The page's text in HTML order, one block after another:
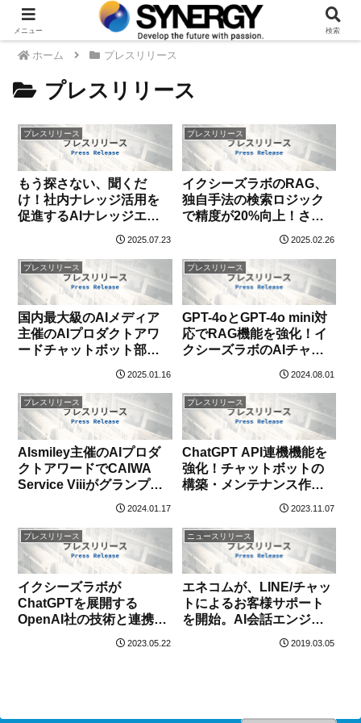
ホーム プレスリリース
プレスリリース
プレスリリース
もう探さない、聞くだ
け！社内ナレッジ活用を
促進するAIナレッジエー
ジェント8月1日提供開始
2025.07.23
プレスリリース
イクシーズラボのRAG、
独自手法の検索ロジック
で精度が20%向上！さら
にユーザー辞書機能追加
で企業固有の言い回しや
略語にも対応可能に
2025.02.26
プレスリリース
国内最大級のAIメディア
主催のAIプロダクトアワ
ードチャットボット部門
で2年連続グランプリを受
賞！約50社の中から選出
2025.01.16
プレスリリース
GPT-4oとGPT-4o mini対
応でRAG機能を強化！イ
クシーズラボのAIチャッ
トボットが問題解決能力
2024.08.01
プレスリリース
AIsmiley主催のAIプロダ
クトアワードでCAIWA
Service Viiiがグランプリ
受賞！約50社の中から選
2024.01.17
プレスリリース
ChatGPT API連機機能を
強化！チャットボットの
構築・メンテナンス作業
を不要にでき、さらに問
合せ対応範囲が拡大して
問題解決率が向上
2023.11.07
プレスリリース
イクシーズラボが
ChatGPTを展開する
OpenAI社の技術と連携し
たチャットボット構築・
メンテナンス自動化サー
2023.05.22
ニュースリリース
エネコムが、LINE/チャッ
トによるお客様サポート
を開始。AI会話エンジン
「CAIWA」とチャットサ
ポートシステム「モビエ
2019.03.05
メニュー 検索